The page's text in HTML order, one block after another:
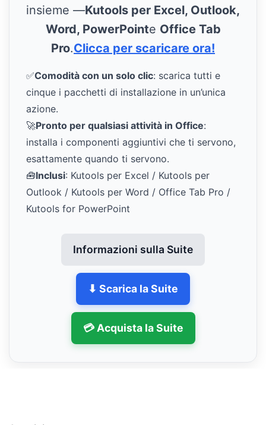
insieme —Kutools per Excel, Outlook,
Word, PowerPointe Office Tab
Pro.Clicca per scaricare ora!
✅Comodità con un solo clic: scarica tutti e
cinque i pacchetti di installazione in un’unica
azione.
🚀Pronto per qualsiasi attività in Office:
installa i componenti aggiuntivi che ti servono,
esattamente quando ti servono.
🧰Inclusi: Kutools per Excel / Kutools per
Outlook / Kutools per Word / Office Tab Pro /
Kutools for PowerPoint
Informazioni sulla Suite
⬇ Scarica la Suite
💳 Acquista la Suite